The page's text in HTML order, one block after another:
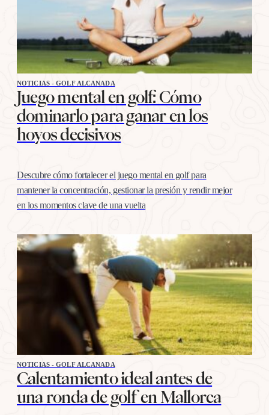
NOTICIAS - GOLF ALCANADA
Juego mental en golf: Cómo
dominarlo para ganar en los
hoyos decisivos
Descubre cómo fortalecer el juego mental en golf para
mantener la concentración, gestionar la presión y rendir mejor
en los momentos clave de una vuelta
NOTICIAS - GOLF ALCANADA
Calentamiento ideal antes de
una ronda de golf en Mallorca